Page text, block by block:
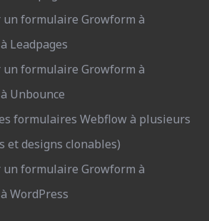
un formulaire Growform à
Leadpages
un formulaire Growform à
Unbounce
formulaires Webflow à plusieurs
et designs clonables)
un formulaire Growform à
WordPress